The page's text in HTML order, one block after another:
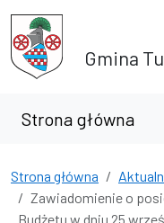
Przejdź do treści
Przejdź do wyszukiwarki
Gmina
Strona główna
Strona główna
Zawiadomienie o
Budżetu w dniu 25